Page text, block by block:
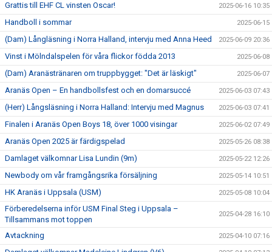
Grattis till EHF CL vinsten Oscar! 2025-06-16 10:35
Handboll i sommar 2025-06-15
(Dam) Långläsning i Norra Halland, intervju med Anna Heed 2025-06-09 20:36
Vinst i Mölndalspelen för våra flickor födda 2013 2025-06-08
(Dam) Aranästränaren om truppbygget: "Det är läskigt" 2025-06-07
Aranäs Open – En handbollsfest och en domarsuccé 2025-06-03 07:43
(Herr) Långsläsning i Norra Halland: Intervju med Magnus 2025-06-03 07:41
Finalen i Aranäs Open Boys 18, över 1000 visingar 2025-06-02 07:49
Aranäs Open 2025 är färdigspelad 2025-05-26 08:38
Damlaget välkomnar Lisa Lundin (9m) 2025-05-22 12:26
Newbody om vår framgångsrika försäljning 2025-05-14 10:51
HK Aranäs i Uppsala (USM) 2025-05-08 10:04
Förberedelserna inför USM Final Steg i Uppsala –
Tillsammans mot toppen
2025-04-28 16:10
Avtackning 2025-04-10 07:16